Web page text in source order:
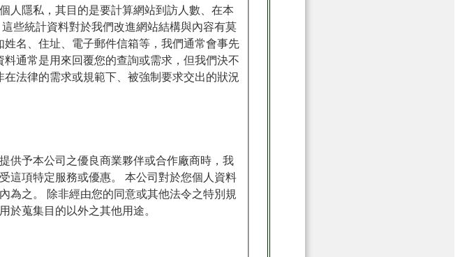
人隱私，其目的是要計算網站到訪人數、在本
些統計資料對於我們改進網站結構與內容有莫
名、住址、電子郵件信箱等，我們通常會事先
通常是用來回覆您的查詢或需求，但我們決不
法律的需求或規範下、被強制要求交出的狀況
供予本公司之優良商業夥伴或合作廠商時，我
這項特定服務或優惠。 本公司對於您個人資料
為之。 除非經由您的同意或其他法令之特別規
於蒐集目的以外之其他用途。